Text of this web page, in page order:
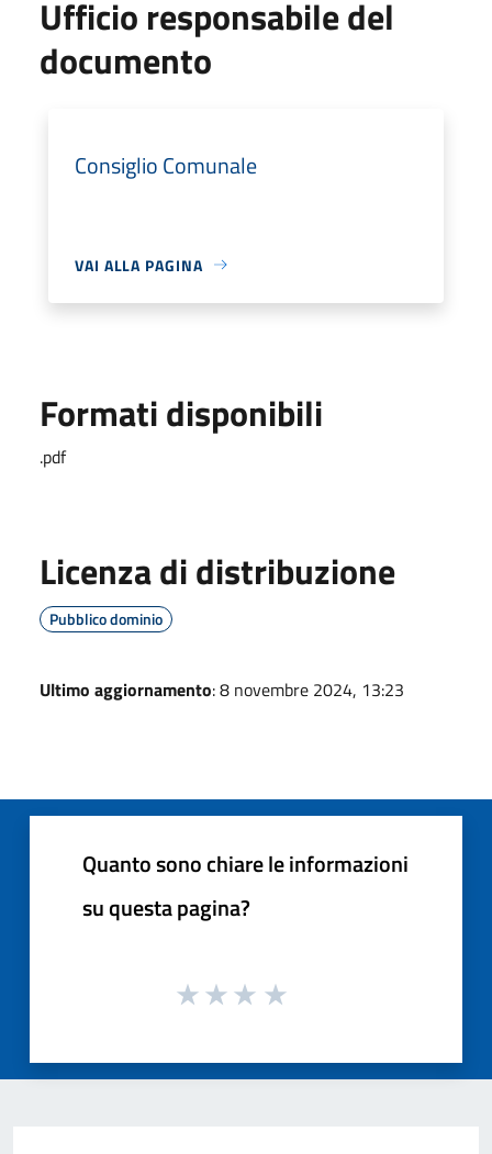
Ufficio responsabile del
documento
Consiglio Comunale
VAI ALLA PAGINA
Formati disponibili
.pdf
Licenza di distribuzione
Pubblico dominio
Ultimo aggiornamento: 8 novembre 2024, 13:23
Quanto sono chiare le informazioni
su questa pagina?